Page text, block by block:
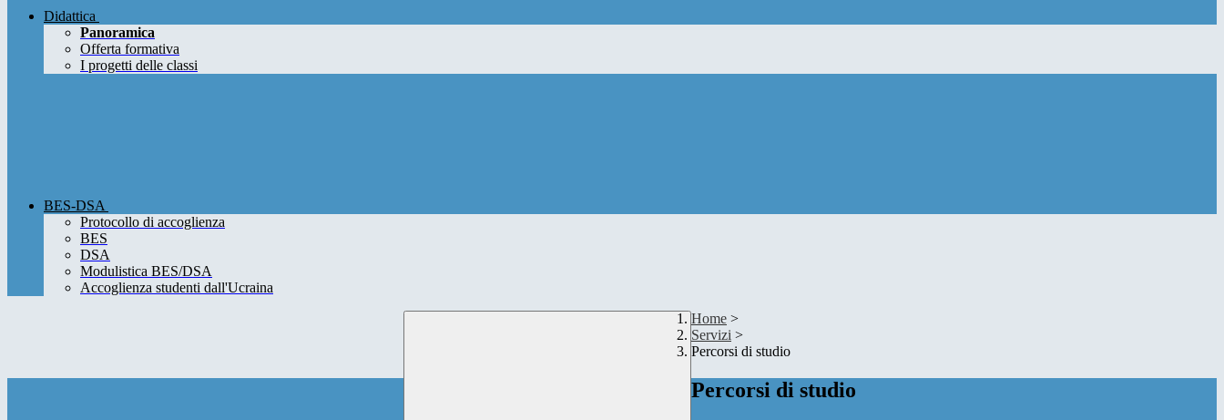
Didattica
Panoramica
Offerta formativa
I progetti delle classi
BES-DSA
Protocollo di accoglienza
BES
DSA
Modulistica BES/DSA
Accoglienza studenti dall'Ucraina
Home >
Servizi >
Percorsi di studio
Percorsi di studio